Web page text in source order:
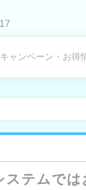
キャンペーン・お得
ステムで